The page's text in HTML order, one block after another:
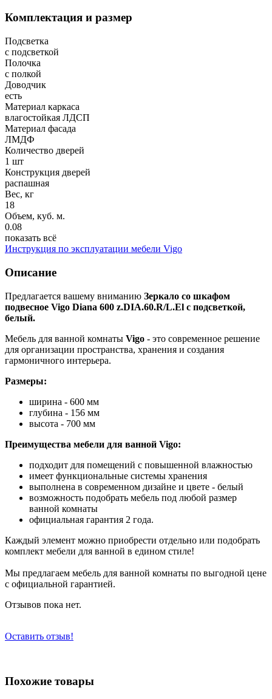
Комплектация и размер
Подсветка
с подсветкой
Полочка
с полкой
Доводчик
есть
Материал каркаса
влагостойкая ЛДСП
Материал фасада
ЛМДФ
Количество дверей
1 шт
Конструкция дверей
распашная
Вес, кг
18
Объем, куб. м.
0.08
показать всё
Инструкция по эксплуатации мебели Vigo
Описание
Предлагается вашему вниманию Зеркало со шкафом
подвесное Vigo Diana 600 z.DIA.60.R/L.El с подсветкой,
белый.
Мебель для ванной комнаты Vigo - это современное решение
для организации пространства, хранения и создания
гармоничного интерьера.
Размеры:
ширина - 600 мм
глубина - 156 мм
высота - 700 мм
Преимущества мебели для ванной Vigo:
подходит для помещений с повышенной влажностью
имеет функциональные системы хранения
выполнена в современном дизайне и цвете - белый
возможность подобрать мебель под любой размер
ванной комнаты
официальная гарантия 2 года.
Каждый элемент можно приобрести отдельно или подобрать
комплект мебели для ванной в едином стиле!
Мы предлагаем мебель для ванной комнаты по выгодной цене
с официальной гарантией.
Отзывов пока нет.
Оставить отзыв!
Похожие товары